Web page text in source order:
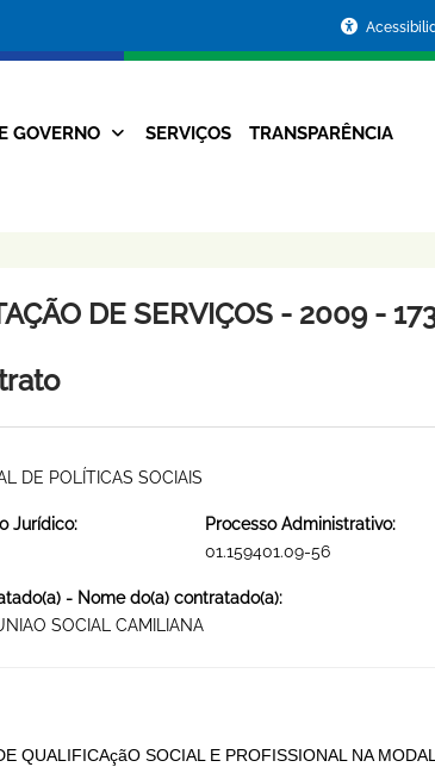
da
Prefeitura
Navegação
GOVERNO SERVIÇOS TRANSPARÊNCIA
DE SERVIÇOS - 2009 -
DE POLÍTICAS SOCIAIS
Jurídico:
Processo Administrativo:
01.159401.09-56
- Nome do(a) contratado(a):
SOCIAL CAMILIANA
QUALIFICAçãO SOCIAL E PROFISSIONAL NA